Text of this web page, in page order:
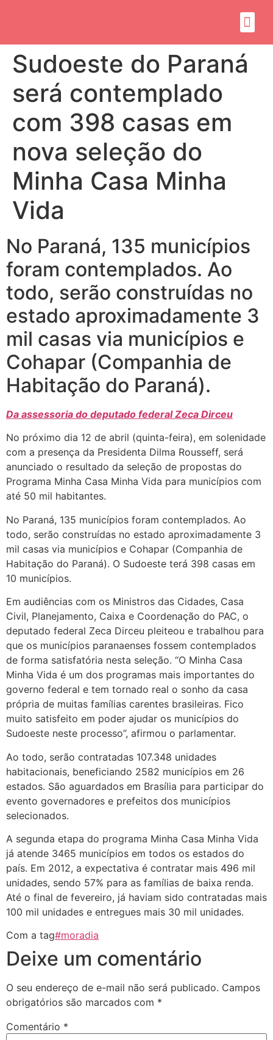
Sudoeste do Paraná
será contemplado
com 398 casas em
nova seleção do
Minha Casa Minha
Vida
No Paraná, 135 municípios
foram contemplados. Ao
todo, serão construídas no
estado aproximadamente 3
mil casas via municípios e
Cohapar (Companhia de
Habitação do Paraná).
Da assessoria do deputado federal Zeca Dirceu
No próximo dia 12 de abril (quinta-feira), em solenidade
com a presença da Presidenta Dilma Rousseff, será
anunciado o resultado da seleção de propostas do
Programa Minha Casa Minha Vida para municípios com
até 50 mil habitantes.
No Paraná, 135 municípios foram contemplados. Ao
todo, serão construídas no estado aproximadamente 3
mil casas via municípios e Cohapar (Companhia de
Habitação do Paraná). O Sudoeste terá 398 casas em
10 municípios.
Em audiências com os Ministros das Cidades, Casa
Civil, Planejamento, Caixa e Coordenação do PAC, o
deputado federal Zeca Dirceu pleiteou e trabalhou para
que os municípios paranaenses fossem contemplados
de forma satisfatória nesta seleção. “O Minha Casa
Minha Vida é um dos programas mais importantes do
governo federal e tem tornado real o sonho da casa
própria de muitas famílias carentes brasileiras. Fico
muito satisfeito em poder ajudar os municípios do
Sudoeste neste processo”, afirmou o parlamentar.
Ao todo, serão contratadas 107.348 unidades
habitacionais, beneficiando 2582 municípios em 26
estados. São aguardados em Brasília para participar do
evento governadores e prefeitos dos municípios
selecionados.
A segunda etapa do programa Minha Casa Minha Vida
já atende 3465 municípios em todos os estados do
país. Em 2012, a expectativa é contratar mais 496 mil
unidades, sendo 57% para as famílias de baixa renda.
Até o final de fevereiro, já haviam sido contratadas mais
100 mil unidades e entregues mais 30 mil unidades.
Com a tag#moradia
Deixe um comentário
O seu endereço de e-mail não será publicado. Campos
obrigatórios são marcados com *
Comentário *